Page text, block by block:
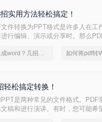
实用方法轻松搞定！
件转换为PPT格式是许多人在工
行编辑、演示或分享时。那么
pdf怎么转换成word？几招轻松搞定
轻松搞定转换！
是两种常见的文件格式。PDF
稿和进行演讲。有时，您可能希